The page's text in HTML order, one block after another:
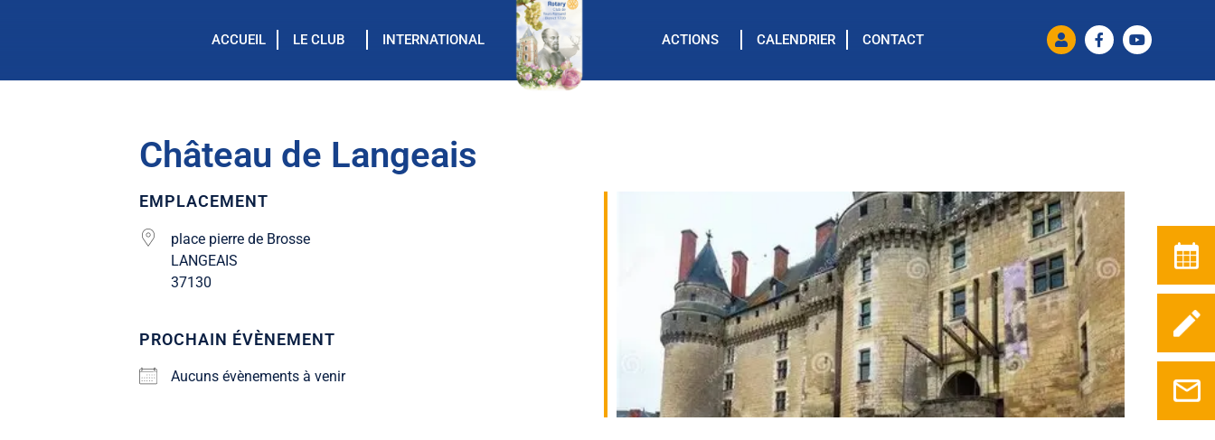
ACCUEIL LE CLUB INTERNATIONAL ACTIONS CALENDRIER CONTACT
Château de Langeais
EMPLACEMENT
place pierre de Brosse
LANGEAIS
37130
PROCHAIN ÉVÈNEMENT
Aucuns évènements à venir